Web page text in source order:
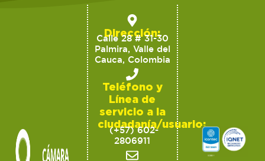
Dirección:
Calle 28 # 31-30
Palmira, Valle del
Cauca, Colombia
Teléfono y
Línea de
servicio a la
ciudadanía/usuario:
(+57) 602-
2806911